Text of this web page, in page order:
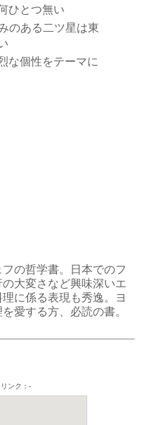
ひとつ無い
ある二ツ星は東
個性をテーマに
の哲学書。日本でのフ
大変さなど興味深いエ
に係る表現も秀逸。ヨ
愛する方、必読の書。